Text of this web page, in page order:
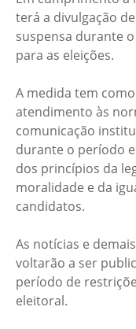
terá a divulgação
suspensa durante
para as eleições.
A medida tem
atendimento às
comunicação
durante o período
dos princípios da
moralidade e da
candidatos.
As notícias e
voltarão a ser
período de
eleitoral.